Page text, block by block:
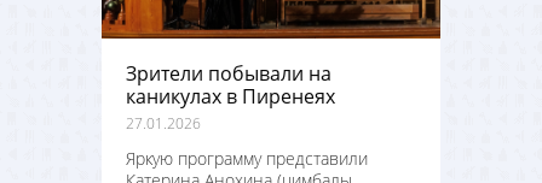
Зрители побывали на
каникулах в Пиренеях
27.01.2026
Яркую программу представили